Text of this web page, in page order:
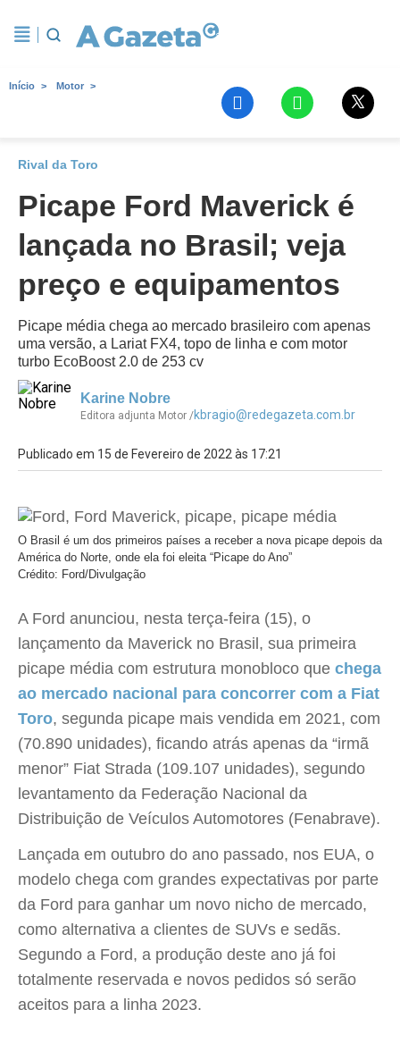
Início Motor
Rival da Toro
Picape Ford Maverick é
lançada no Brasil; veja
preço e equipamentos
Picape média chega ao mercado brasileiro com apenas
uma versão, a Lariat FX4, topo de linha e com motor
turbo EcoBoost 2.0 de 253 cv
Karine Nobre
Editora adjunta Motor /kbragio@redegazeta.com.br
Publicado em 15 de Fevereiro de 2022 às 17:21
O Brasil é um dos primeiros países a receber a nova picape depois da
América do Norte, onde ela foi eleita “Picape do Ano”
Crédito: Ford/Divulgação
A Ford anunciou, nesta terça-feira (15), o
lançamento da Maverick no Brasil, sua primeira
picape média com estrutura monobloco que chega
ao mercado nacional para concorrer com a Fiat
Toro, segunda picape mais vendida em 2021, com
(70.890 unidades), ficando atrás apenas da “irmã
menor” Fiat Strada (109.107 unidades), segundo
levantamento da Federação Nacional da
Distribuição de Veículos Automotores (Fenabrave).
Lançada em outubro do ano passado, nos EUA, o
modelo chega com grandes expectativas por parte
da Ford para ganhar um novo nicho de mercado,
como alternativa a clientes de SUVs e sedãs.
Segundo a Ford, a produção deste ano já foi
totalmente reservada e novos pedidos só serão
aceitos para a linha 2023.